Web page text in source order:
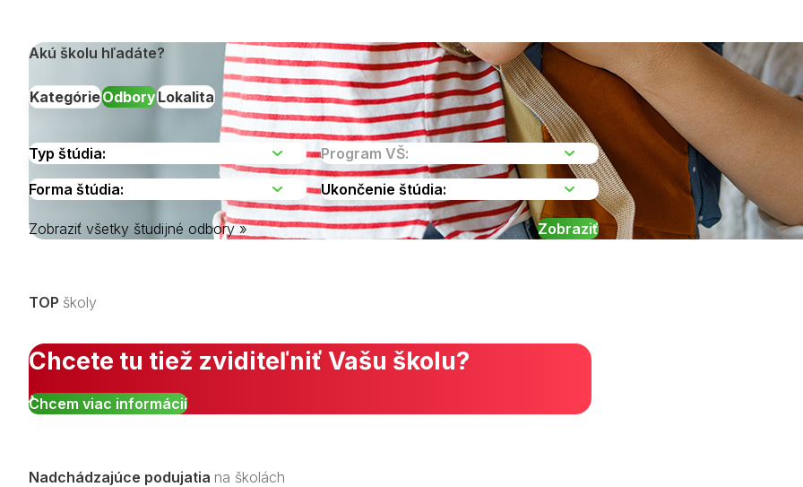
Akú školu hľadáte?
KategórieOdboryLokalita
Zobraziť všetky študijné odbory »
TOP školy
Chcete tu tiež zviditeľniť Vašu školu?
Chcem viac informácií
Nadchádzajúce podujatia na školách